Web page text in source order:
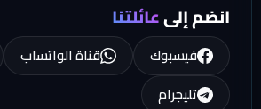
انضم إلىعائلتنا
فيسبوك قناة الواتساب
تليجرام